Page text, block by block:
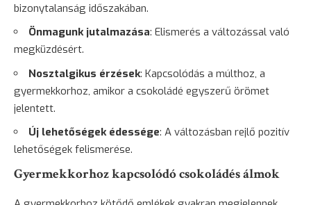
bizonytalanság időszakában.
Önmagunk jutalmazása: Elismerés a változással való
megküzdésért.
Nosztalgikus érzések: Kapcsolódás a múlthoz, a
gyermekkorhoz, amikor a csokoládé egyszerű örömet
jelentett.
Új lehetőségek édessége: A változásban rejlő pozitív
lehetőségek felismerése.
Gyermekkorhoz kapcsolódó csokoládés álmok